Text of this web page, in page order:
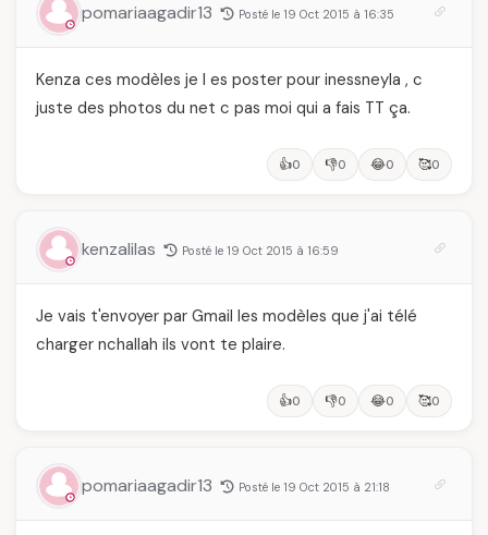
pomariaagadir13 Posté le 19 Oct 2015 à 16:35
Kenza ces modèles je l es poster pour inessneyla , c
juste des photos du net c pas moi qui a fais TT ça.
👍0 👎0 😂0 🥰0
kenzalilas Posté le 19 Oct 2015 à 16:59
Je vais t'envoyer par Gmail les modèles que j'ai télé
charger nchallah ils vont te plaire.
👍0 👎0 😂0 🥰0
pomariaagadir13 Posté le 19 Oct 2015 à 21:18